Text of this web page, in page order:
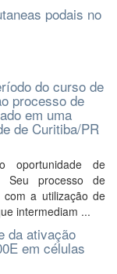
podais no
do curso de
processo de
em uma
de Curitiba/PR
oportunidade de
Seu processo de
a utilização de
intermediam ...
da ativação
em células